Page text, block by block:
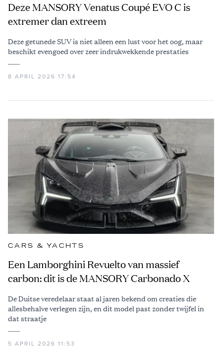
Deze MANSORY Venatus Coupé EVO C is
extremer dan extreem
Deze getunede SUV is niet alleen een lust voor het oog, maar
beschikt evengoed over zeer indrukwekkende prestaties
8 APRIL 2026 17:54
CARS & YACHTS
Een Lamborghini Revuelto van massief
carbon: dit is de MANSORY Carbonado X
De Duitse veredelaar staat al jaren bekend om creaties die
allesbehalve verlegen zijn, en dit model past zonder twijfel in
dat straatje
5 APRIL 2026 11:53